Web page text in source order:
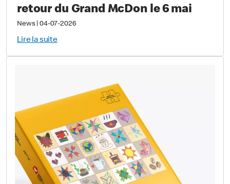
retour du Grand McDon le 6 mai
News| 04-07-2026
Lire la suite